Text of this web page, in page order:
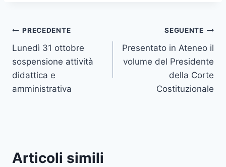
Navigazione
articoli
PRECEDENTE
Lunedì 31 ottobre
sospensione attività
didattica e
amministrativa
SEGUENTE
Presentato in Ateneo il
volume del Presidente
della Corte
Costituzionale
Articoli simili